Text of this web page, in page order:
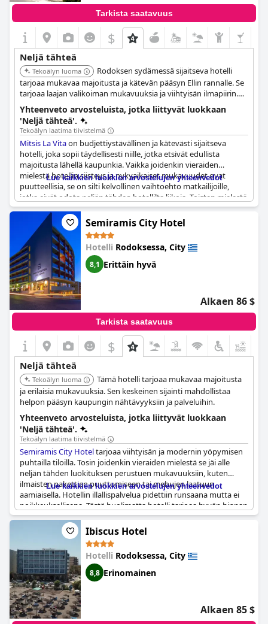
Tarkista saatavuus
$
Neljä tähteä
Tekoälyn luoma
Rodoksen sydämessä sijaitseva hotelli
tarjoaa mukavaa majoitusta ja kätevän pääsyn Ellin rannalle. Se
tarjoaa laajan valikoiman mukavuuksia ja viihtyisän ilmapiirin.
Hotellin keskeinen sijainti ja ystävällinen palvelu tekevät siitä
suositun valinnan.
Yhteenveto arvosteluista, jotka liittyvät luokkaan
'Neljä tähteä'.
Tekoälyn laatima tiivistelmä
Mitsis La Vitaon budjettiystävällinen ja kätevästi sijaitseva
hotelli, joka sopii täydellisesti niille, jotka etsivät edullista
majoitusta lähellä kaupunkia. Vaikka joidenkin vieraiden
mielestä hotellin siisteys ja nykyaikaiset mukavuudet ovat
puutteellisia, se on silti kelvollinen vaihtoehto matkailijoille,
jotka eivät odota neljän tähden hotellilta liikoja. Toisten mielestä
hinta-laatusuhde oli kuitenkin erinomainen, ja he kehuivat
hotellin sijaintia, aterioita ja ystävällistä henkilökuntaa.
Aamiaisvalikoimaa ehdotettiin parannettavaksi ja
vanhentuneita huonekaluja ja kylpyhuoneita kunnostettavaksi.
Kaiken kaikkiaan
Mitsis La Vitaon kelpo valinta
budjettiystävälliseen yöpymiseen, vaikka se ei ehkä olekaan
neljän tähden hotellin ylellisin vaihtoehto.
Lue kaikkien luokkien arvostelujen yhteenvedot
Semiramis City Hotel
Hotelli Rodoksessa, City
8,1 Erittäin hyvä
Alkaen 86 $
Tarkista saatavuus
$
Neljä tähteä
Tekoälyn luoma
Tämä hotelli tarjoaa mukavaa majoitusta
ja erilaisia mukavuuksia. Sen keskeinen sijainti mahdollistaa
helpon pääsyn kaupungin nähtävyyksiin ja palveluihin.
Yhteenveto arvosteluista, jotka liittyvät luokkaan
'Neljä tähteä'.
Tekoälyn laatima tiivistelmä
Semiramis City Hoteltarjoaa viihtyisän ja modernin yöpymisen
puhtailla tiloilla. Tosin joidenkin vieraiden mielestä se jäi alle
neljän tähden luokituksen perustuen mukavuuksiin, kuten
ilmaisten pakettien puuttumiseen tai mehujen laatuun
aamiaisella. Hotellin illallispalvelua pidettiin runsaana mutta ei
poikkeuksellisena. Tästä huolimatta hotelli tarjoaa hyvän hinnan
arvoonsa nähden ja kaiken kaikkiaan miellyttävän oleskelun
hyvin hoidetussa laitoksessa.
Lue kaikkien luokkien arvostelujen yhteenvedot
Ibiscus Hotel
Hotelli Rodoksessa, City
8,8 Erinomainen
Alkaen 85 $